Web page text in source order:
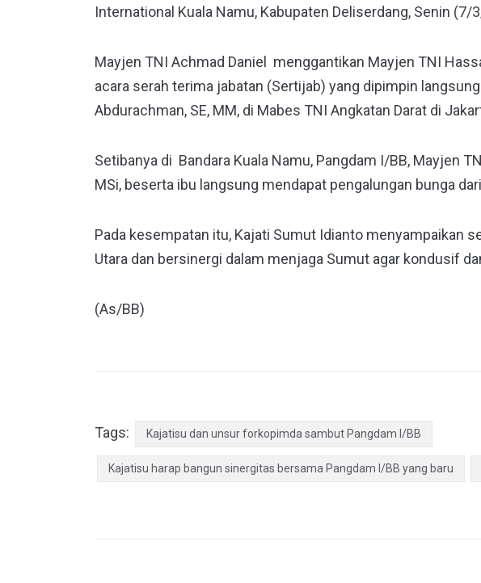
International Kuala Namu, Kabupaten Deliserdang, Senin (7/
Mayjen TNI Achmad Daniel menggantikan Mayjen TNI
acara serah terima jabatan (Sertijab) yang dipimpin
Abdurachman, SE, MM, di Mabes TNI Angkatan Darat di
Setibanya di Bandara Kuala Namu, Pangdam I/BB, Mayjen
MSi, beserta ibu langsung mendapat pengalungan bunga
Pada kesempatan itu, Kajati Sumut Idianto menyampaikan
Utara dan bersinergi dalam menjaga Sumut agar kondusif
(As/BB)
Tags: Kajatisu dan unsur forkopimda sambut Pangdam I/BB
Kajatisu harap bangun sinergitas bersama Pangdam I/BB yang baru